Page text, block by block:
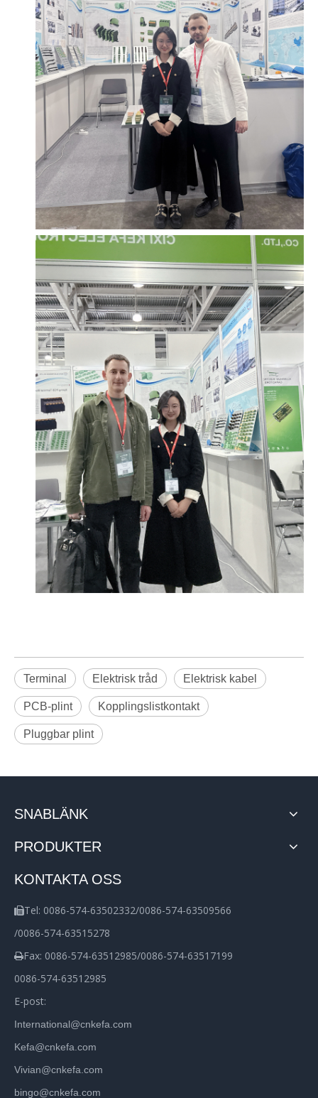
Terminal Elektrisk tråd Elektrisk kabel
PCB-plint Kopplingslistkontakt
Pluggbar plint
SNABLÄNK
PRODUKTER
KONTAKTA OSS
Tel: 0086-574-63502332/0086-574-63509566
/0086-574-63515278
Fax: 0086-574-63512985/0086-574-63517199
0086-574-63512985
E-post:
International@cnkefa.com
Kefa@cnkefa.com
Vivian@cnkefa.com
bingo@cnkefa.com